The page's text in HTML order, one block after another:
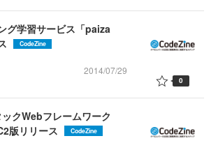
グ学習サービス「paiza
CodeZine
2014/07/29
0
クWebフレームワーク
版リリース
CodeZine